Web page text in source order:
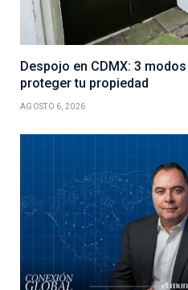
Despojo en CDMX: 3
proteger tu propiedad
AGOSTO 6, 2026